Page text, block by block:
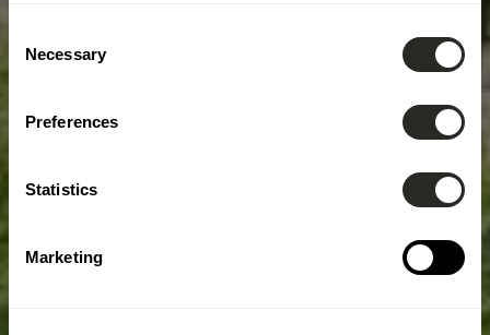
Selection
Necessary
Preferences
Statistics
Marketing